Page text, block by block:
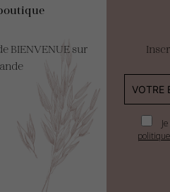
BIENVENUE sur